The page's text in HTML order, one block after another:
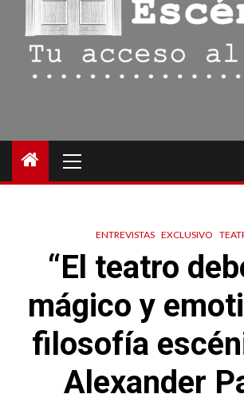
principal
ENTREVISTAS EXCLUSIVO
“El teatro
mágico y
filosofía
Alexander